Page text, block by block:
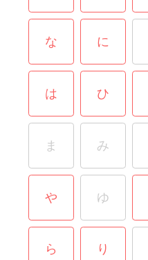
な に
は ひ
ま み
や ゆ
ら り